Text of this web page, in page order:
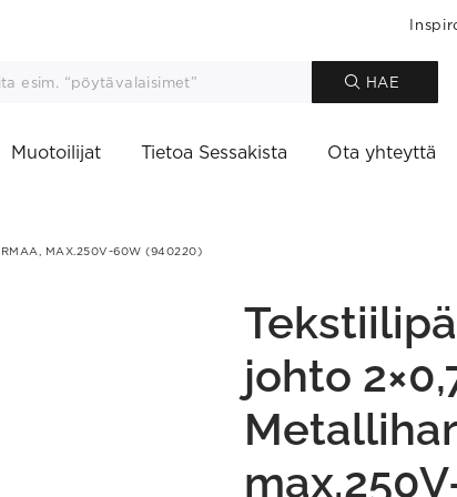
HAE
Muotoilijat Tietoa Sessakista Ota yhteyttä
MAX.250V-60W (940220)
johto